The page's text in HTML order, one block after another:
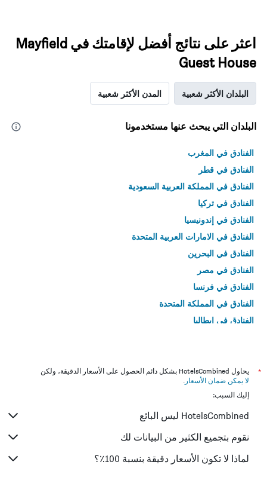
اعثر على نتائج أفضل لإقامتك في Mayfield
Guest House
البلدان الأكثر شعبية المدن الأكثر شعبية
البلدان التي يبحث عنها مستخدمونا
الفنادق في المغرب
الفنادق في قطر
الفنادق في المملكة العربية السعودية
الفنادق في تركيا
الفنادق في إندونيسيا
الفنادق في الامارات العربية المتحدة
الفنادق في البحرين
الفنادق في مصر
الفنادق في فرنسا
الفنادق في المملكة المتحدة
الفنادق في إيطاليا
*
يحاول HotelsCombined بشكل دائم الحصول على الأسعار الدقيقة، ولكن
لا يمكن ضمان الأسعار .
إليك السبب:
HotelsCombined ليس البائع
نقوم بتجميع الكثير من البيانات لك
لماذا لا تكون الأسعار دقيقة بنسبة 100٪؟